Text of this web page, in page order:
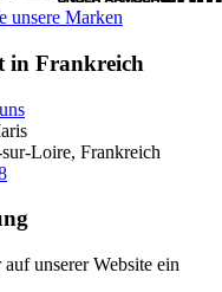
unsere Marken
in Frankreich
Loire, Frankreich
unserer Website ein